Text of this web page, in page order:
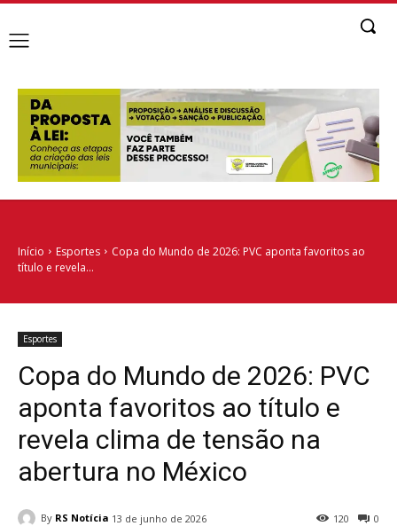
Início Esportes
Copa do Mundo de 2026: PVC aponta favoritos ao
título e revela...
Esportes
Copa do Mundo de 2026: PVC
aponta favoritos ao título e
revela clima de tensão na
abertura no México
By RS Notícia 13 de junho de 2026 0
120